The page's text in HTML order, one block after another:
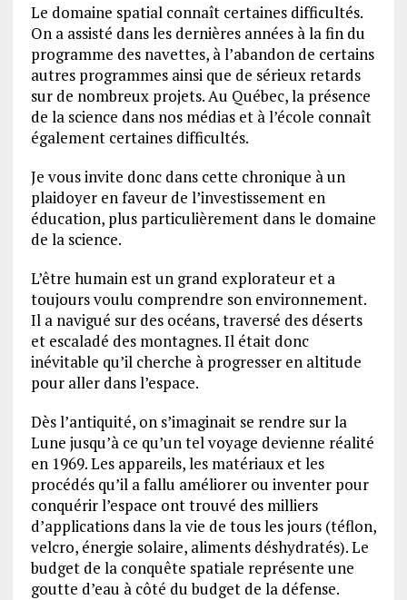
Le domaine spatial connaît certaines difficultés.
On a assisté dans les dernières années à la fin du
programme des navettes, à l’abandon de certains
autres programmes ainsi que de sérieux retards
sur de nombreux projets. Au Québec, la présence
de la science dans nos médias et à l’école connaît
également certaines difficultés.
Je vous invite donc dans cette chronique à un
plaidoyer en faveur de l’investissement en
éducation, plus particulièrement dans le domaine
de la science.
L’être humain est un grand explorateur et a
toujours voulu comprendre son environnement.
Il a navigué sur des océans, traversé des déserts
et escaladé des montagnes. Il était donc
inévitable qu’il cherche à progresser en altitude
pour aller dans l’espace.
Dès l’antiquité, on s’imaginait se rendre sur la
Lune jusqu’à ce qu’un tel voyage devienne réalité
en 1969. Les appareils, les matériaux et les
procédés qu’il a fallu améliorer ou inventer pour
conquérir l’espace ont trouvé des milliers
d’applications dans la vie de tous les jours (téflon,
velcro, énergie solaire, aliments déshydratés). Le
budget de la conquête spatiale représente une
goutte d’eau à côté du budget de la défense.